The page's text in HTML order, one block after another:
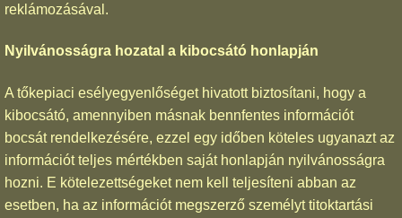
reklámozásával.
Nyilvánosságra hozatal a kibocsátó honlapján
A tőkepiaci esélyegyenlőséget hivatott biztosítani, hogy a
kibocsátó, amennyiben másnak bennfentes információt
bocsát rendelkezésére, ezzel egy időben köteles ugyanazt az
információt teljes mértékben saját honlapján nyilvánosságra
hozni. E kötelezettségeket nem kell teljesíteni abban az
esetben, ha az információt megszerző személyt titoktartási